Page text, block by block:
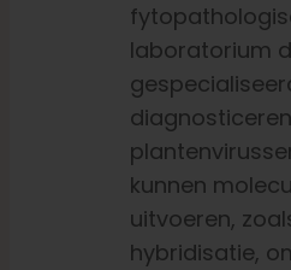
laboratorium
kunnen
uitvoeren,
hybridisatie,